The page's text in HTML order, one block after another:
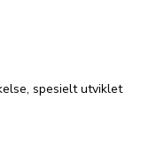
spesielt utviklet